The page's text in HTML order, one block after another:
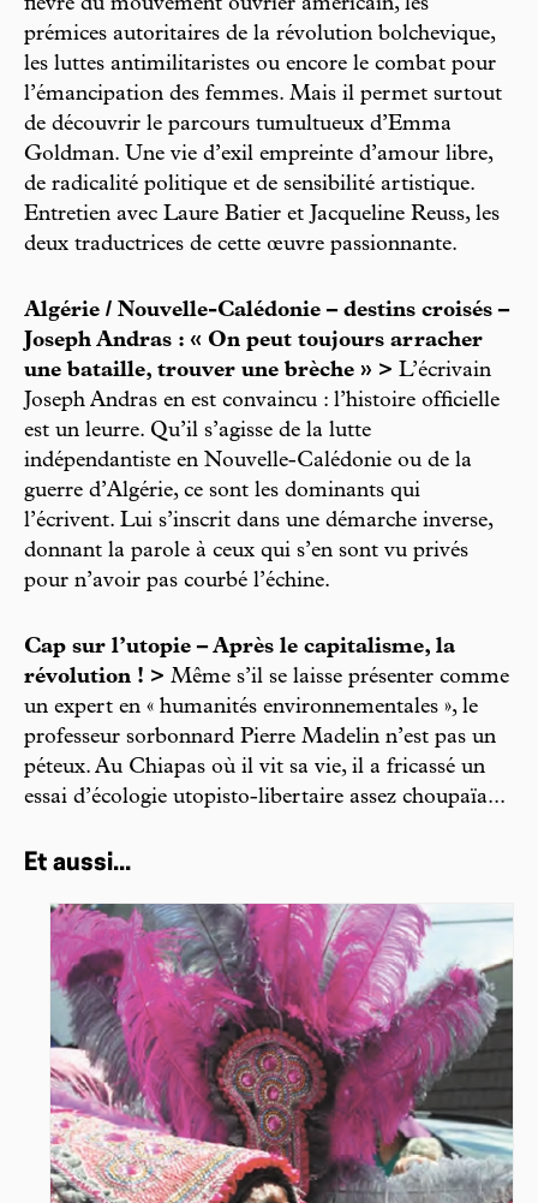
fièvre du mouvement ouvrier américain, les
prémices autoritaires de la révolution bolchevique,
les luttes antimilitaristes ou encore le combat pour
l’émancipation des femmes. Mais il permet surtout
de découvrir le parcours tumultueux d’Emma
Goldman. Une vie d’exil empreinte d’amour libre,
de radicalité politique et de sensibilité artistique.
Entretien avec Laure Batier et Jacqueline Reuss, les
deux traductrices de cette œuvre passionnante.
Algérie / Nouvelle-Calédonie – destins croisés –
Joseph Andras : « On peut toujours arracher
une bataille, trouver une brèche » > L’écrivain
Joseph Andras en est convaincu : l’histoire officielle
est un leurre. Qu’il s’agisse de la lutte
indépendantiste en Nouvelle-Calédonie ou de la
guerre d’Algérie, ce sont les dominants qui
l’écrivent. Lui s’inscrit dans une démarche inverse,
donnant la parole à ceux qui s’en sont vu privés
pour n’avoir pas courbé l’échine.
Cap sur l’utopie – Après le capitalisme, la
révolution ! > Même s’il se laisse présenter comme
un expert en « humanités environnementales », le
professeur sorbonnard Pierre Madelin n’est pas un
péteux. Au Chiapas où il vit sa vie, il a fricassé un
essai d’écologie utopisto-libertaire assez choupaïa...
Et aussi...